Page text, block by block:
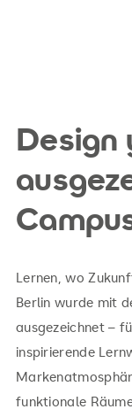
Design
Lernen, wo
Berlin wurde mit
ausgezeichnet –
inspirierende
funktionale